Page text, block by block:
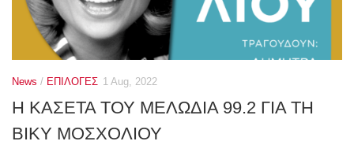
News / ΕΠΙΛΟΓΕΣ 1 Aug, 2022
Η ΚΑΣΕΤΑ ΤΟΥ ΜΕΛΩΔΙΑ 99.2 ΓΙΑ ΤΗ
ΒΙΚΥ ΜΟΣΧΟΛΙΟΥ